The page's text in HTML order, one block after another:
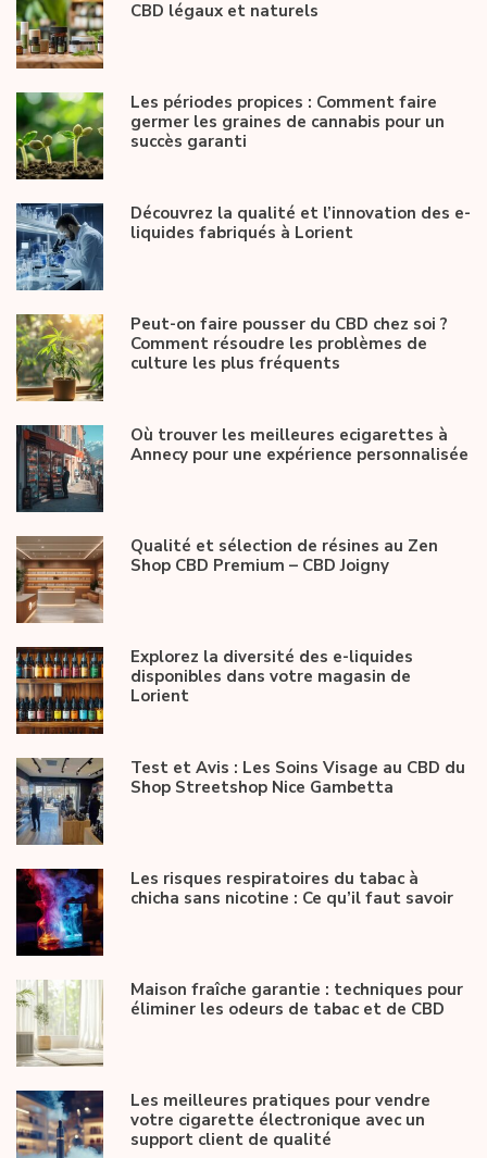
CBD légaux et naturels
Les périodes propices : Comment faire
germer les graines de cannabis pour un
succès garanti
Découvrez la qualité et l’innovation des e-
liquides fabriqués à Lorient
Peut-on faire pousser du CBD chez soi ?
Comment résoudre les problèmes de
culture les plus fréquents
Où trouver les meilleures ecigarettes à
Annecy pour une expérience personnalisée
Qualité et sélection de résines au Zen
Shop CBD Premium – CBD Joigny
Explorez la diversité des e-liquides
disponibles dans votre magasin de
Lorient
Test et Avis : Les Soins Visage au CBD du
Shop Streetshop Nice Gambetta
Les risques respiratoires du tabac à
chicha sans nicotine : Ce qu’il faut savoir
Maison fraîche garantie : techniques pour
éliminer les odeurs de tabac et de CBD
Les meilleures pratiques pour vendre
votre cigarette électronique avec un
support client de qualité